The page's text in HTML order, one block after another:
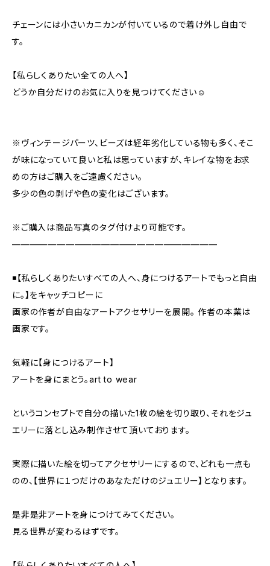
チェーンには小さいカニカンが付いているので着け外し自由で
す。
【私らしくありたい全ての人へ】
どうか自分だけのお気に入りを見つけてください☺️
※ヴィンテージパーツ、ビーズは経年劣化している物も多く、そこ
が味になっていて良いと私は思っていますが、キレイな物をお求
めの方はご購入をご遠慮ください。
多少の色の剥げや色の変化はございます。
※ご購入は商品写真のタグ付けより可能です。
———————————————————————
◾️【私らしくありたいすべての人へ、身につけるアートでもっと自由
に。】をキャッチコピーに
画家の作者が自由なアートアクセサリーを展開。 ︎作者の本業は
画家です。
気軽に【身につけるアート】
アートを身にまとう。art to wear
というコンセプトで自分の描いた1枚の絵を切り取り、それをジュ
エリーに落とし込み制作させて頂いております。
実際に描いた絵を切ってアクセサリーにするので、どれも一点も
のの、【世界に１つだけのあなただけのジュエリー】となります。
是非是非アートを身につけてみてください。
見る世界が変わるはずです。